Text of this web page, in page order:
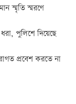
স্মৃতি স্মরণে
পুলিশে দিয়েছে
প্রবেশ করতে না